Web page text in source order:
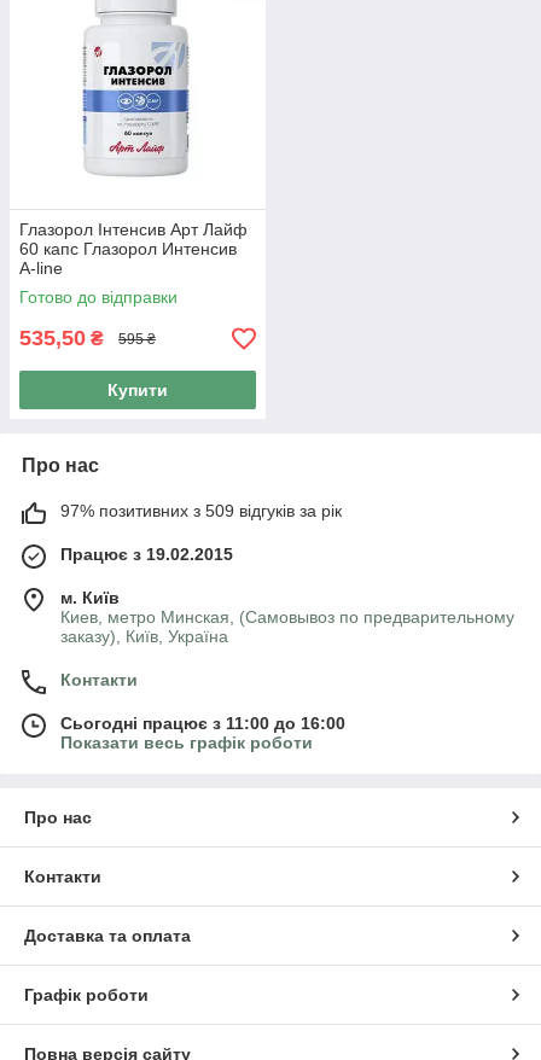
Глазорол Інтенсив Арт Лайф
60 капс Глазорол Интенсив
A-line
Готово до відправки
535,50 ₴ 595 ₴
Купити
Про нас
97% позитивних з 509 відгуків за рік
Працює з 19.02.2015
м. Київ
Киев, метро Минская, (Самовывоз по предварительному
заказу), Київ, Україна
Контакти
Сьогодні працює з 11:00 до 16:00
Показати весь графік роботи
Про нас
Контакти
Доставка та оплата
Графік роботи
Повна версія сайту